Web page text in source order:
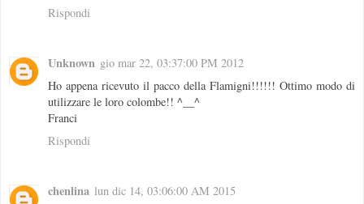
Rispondi
Unknown gio mar 22, 03:37:00 PM 2012
Ho appena ricevuto il pacco della Flamigni!!!!!! Ottimo modo di
utilizzare le loro colombe!! ^__^
Franci
Rispondi
chenlina lun dic 14, 03:06:00 AM 2015